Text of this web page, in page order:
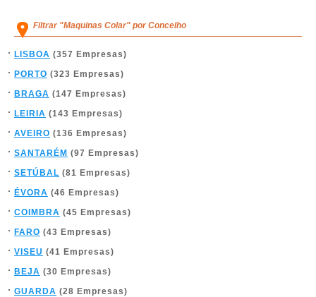
Filtrar "Maquinas Colar" por Concelho
LISBOA (357 Empresas)
PORTO (323 Empresas)
BRAGA (147 Empresas)
LEIRIA (143 Empresas)
AVEIRO (136 Empresas)
SANTARÉM (97 Empresas)
SETÚBAL (81 Empresas)
ÉVORA (46 Empresas)
COIMBRA (45 Empresas)
FARO (43 Empresas)
VISEU (41 Empresas)
BEJA (30 Empresas)
GUARDA (28 Empresas)